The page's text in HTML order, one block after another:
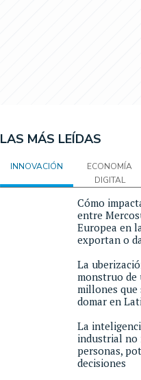
LAS MÁS LEÍDAS
INNOVACIÓN
ECONOMÍA
DIGITAL
Cómo
entre
Europea en
exportan o
La
monstruo de
millones que
domar en
La
industrial no
personas,
decisiones